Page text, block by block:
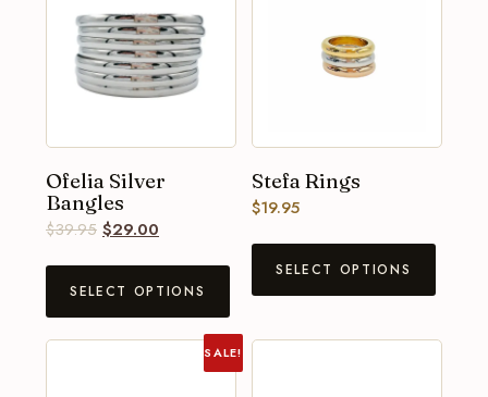
Ofelia Silver
Bangles
$39.95 $29.00
SELECT OPTIONS
Stefa Rings
$19.95
SELECT OPTIONS
SALE!